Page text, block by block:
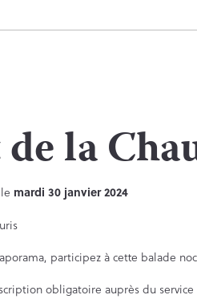
la
le mardi 30 janvier 2024
participez à cette balade
obligatoire auprès du